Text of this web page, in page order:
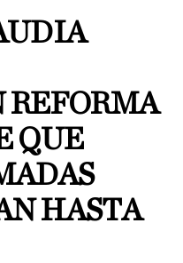
REFORMA
QUE
HASTA